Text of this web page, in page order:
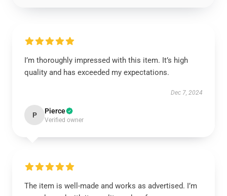
I’m thoroughly impressed with this item. It’s high
quality and has exceeded my expectations.
Dec 7, 2024
P Pierce
Verified owner
The item is well-made and works as advertised. I’m